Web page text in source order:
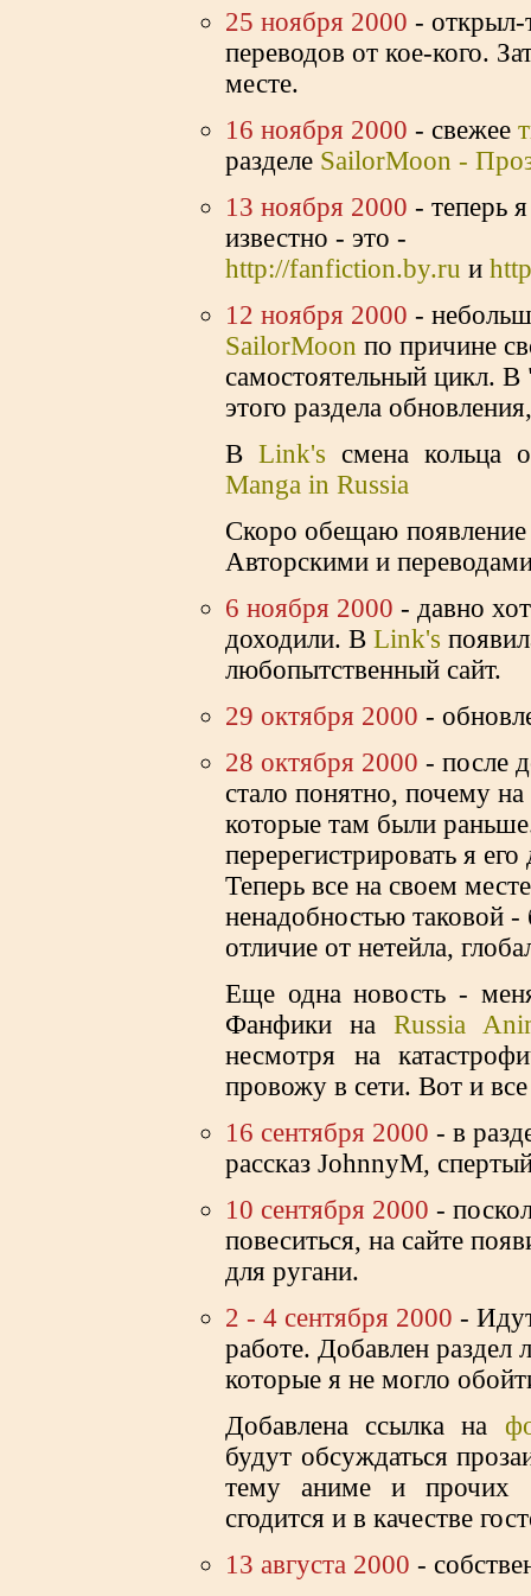
25 ноября 2000 - открыл-
переводов от кое-кого.
месте.
16 ноября 2000 - свежее
разделе SailorMoon -
13 ноября 2000 - теперь
известно - это -
http://fanfiction.by.ru и
12 ноября 2000 -
SailorMoon по причине
cамoстоятельный цикл.
этого раздела
В Link's cмена кольца
Manga in Russia
Скоро обещаю
Авторскими и
6 ноября 2000 - давно
доходили. В Link's
любопытственный сайт.
29 октября 2000 -
28 октября 2000 - после
стало понятно, почему
которые там были
перерегистрировать я
Теперь все на своем
ненадобностью таковой -
отличие от нетейла,
Еще одна новость - меня
Фанфики на Russia
несмотря на
провожу в сети. Вот и
16 сентября 2000 - в
рассказ JohnnyM,
10 сентября 2000 -
повеситься, на сайте
для ругани.
2 - 4 сентября 2000 -
работе. Добавлен раздел
которые я не могло
Добавлена ссылка на
будут обсуждаться
тему аниме и прочих
сгодится и в качестве
13 августа 2000 -